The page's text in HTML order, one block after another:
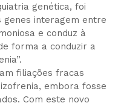
genética, foi
genes interagem entre
e conduz à
forma a conduzir a
filiações fracas
embora fosse
Com este novo